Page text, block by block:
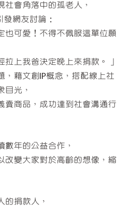
會角落中的孤老人，
網友討論：
也可愛！不得不佩服這單位願
拉上我爸決定晚上來捐款。」
，藉文創IP概念，搭配線上社
目光，
賣商品，成功達到社會溝通行
數年的公益合作，
改變大家對於高齡的想像，縮
的捐款人，